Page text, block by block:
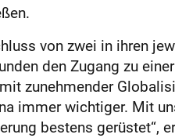
von zwei in ihren
den Zugang zu
zunehmender
immer wichtiger. Mit
bestens gerüstet“,